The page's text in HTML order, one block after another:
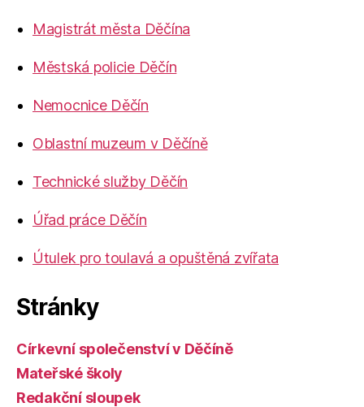
Magistrát města Děčína
Městská policie Děčín
Nemocnice Děčín
Oblastní muzeum v Děčíně
Technické služby Děčín
Úřad práce Děčín
Útulek pro toulavá a opuštěná zvířata
Stránky
Církevní společenství v Děčíně
Mateřské školy
Redakční sloupek